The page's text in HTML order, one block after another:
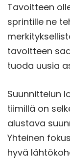
Tavoitteen
sprintille ne
tavoitteen
tuoda uusia
Suunnittelun
tiimillä on
alustava
Yhteinen
hyvä